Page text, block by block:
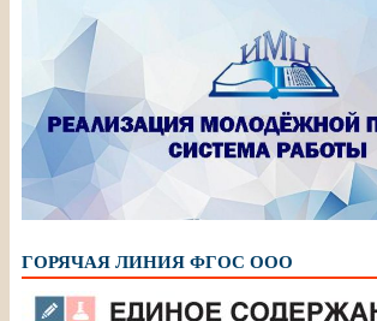
ГОРЯЧАЯ ЛИНИЯ ФГОС ООО